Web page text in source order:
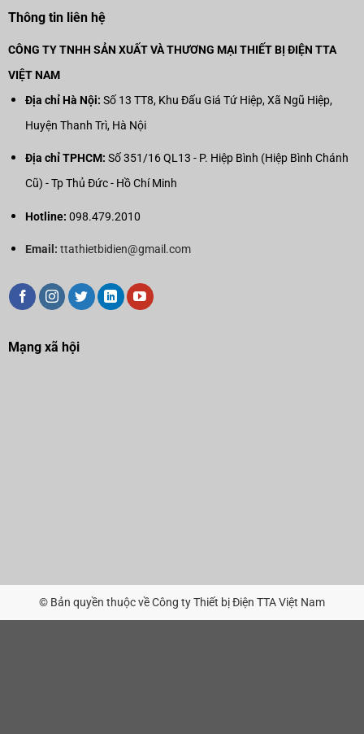
Thông tin liên hệ
CÔNG TY TNHH SẢN XUẤT VÀ THƯƠNG MẠI THIẾT BỊ ĐIỆN TTA
VIỆT NAM
Địa chỉ Hà Nội: Số 13 TT8, Khu Đấu Giá Tứ Hiệp, Xã Ngũ Hiệp,
Huyện Thanh Trì, Hà Nội
Địa chỉ TPHCM: Số 351/16 QL13 - P. Hiệp Bình (Hiệp Bình Chánh
Cũ) - Tp Thủ Đức - Hồ Chí Minh
Hotline: 098.479.2010
Email: ttathietbidien@gmail.com
Mạng xã hội
© Bản quyền thuộc về Công ty Thiết bị Điện TTA Việt Nam